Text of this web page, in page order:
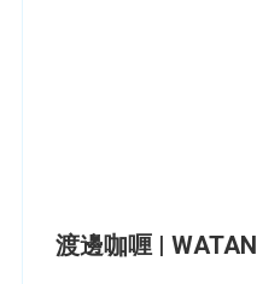
渡邊咖喱 |